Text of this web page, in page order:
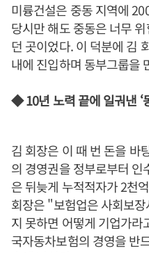
미륭건설은 중동 지역에
당시만 해도 중동은 너무
던 곳이었다. 이 덕분에 김
내에 진입하며 동부그룹을
◆ 10년 노력 끝에 일궈낸 ‘
김 회장은 이 때 번 돈을 바
의 경영권을 정부로부터
은 뒤늦게 누적적자가 2천
회장은 "보험업은 사회보
지 못하면 어떻게 기업가
국자동차보험의 경영을 반